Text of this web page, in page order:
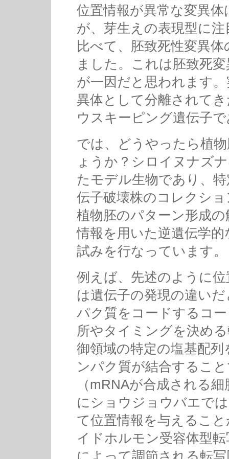
位置情報が異常な変異
が、芽生えの表現型に
比べて、胚致死性変異
ました。これは胚致死
が一因だと思われます
異体として分離されて
ウスキーピング遺伝子
では、どうやったら植
ょうか？シロイヌナズ
たモデル生物であり、
伝子破壊株のコレクシ
植物胚のパターン形成
情報を用いた逆遺伝学
試みを行なっています。
例えば、先述のように
は遺伝子の発現の違い
パク質をコードするコ
所やタイミングを決め
御領域の特定の塩基配
ンパク質が結合するこ
（mRNAが合成される
にショウジョウバエで
て位置情報を与えるこ
イドホルモン受容体型
によって調節される転